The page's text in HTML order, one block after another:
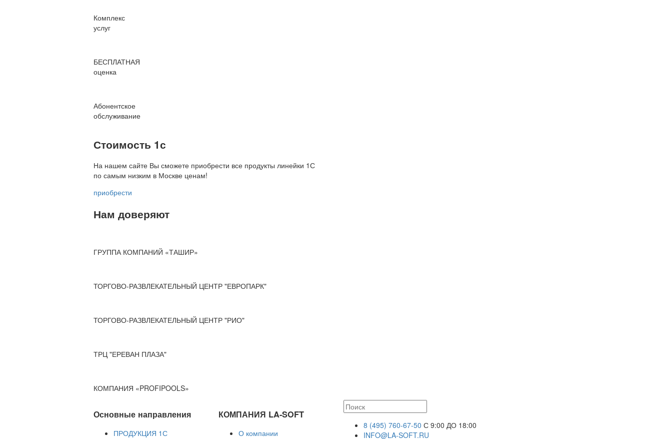
Комплекс
услуг
БЕСПЛАТНАЯ
оценка
Абонентское
обслуживание
Стоимость 1с
На нашем сайте Вы сможете приобрести все продукты линейки 1С
по самым низким в Москве ценам!
приобрести
Нам доверяют
ГРУППА КОМПАНИЙ «ТАШИР»
ТОРГОВО-РАЗВЛЕКАТЕЛЬНЫЙ ЦЕНТР "ЕВРОПАРК"
ТОРГОВО-РАЗВЛЕКАТЕЛЬНЫЙ ЦЕНТР "РИО"
ТРЦ "ЕРЕВАН ПЛАЗА"
КОМПАНИЯ «PROFIPOOLS»
Основные направления
ПРОДУКЦИЯ 1С
КОМПАНИЯ LA-SOFT
О компании
8 (495) 760-67-50 С 9:00 ДО 18:00
INFO@LA-SOFT.RU